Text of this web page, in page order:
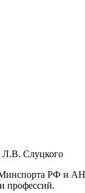
Л.В. Слуцкого
РФ и
профессий.